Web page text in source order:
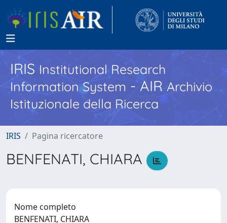
IRISInstitutional Research
Information System - AIR Archivio
Istituzionale della Ricerca
IRIS Pagina ricercatore
BENFENATI, CHIARA
Nome completo
BENFENATI, CHIARA